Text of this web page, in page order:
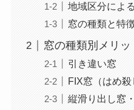
地域区分によ
窓の種類と特
窓の種類別メリッ
引き違い窓
FIX窓（はめ殺
縦滑り出し窓